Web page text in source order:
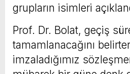
grupların isimleri
Prof. Dr. Bolat, geçiş
tamamlanacağını
imzaladığımız